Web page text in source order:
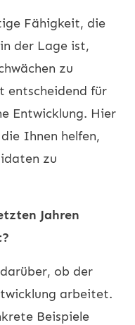
Fähigkeit, die
der Lage ist,
zu
entscheidend für
Entwicklung. Hier
Ihnen helfen,
zu
Jahren
ob der
arbeitet.
Beispiele